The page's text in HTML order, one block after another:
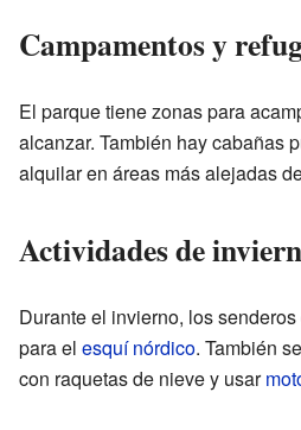
Campamentos y
El parque tiene zonas para
alcanzar. También hay cabañas
alquilar en áreas más alejadas
Actividades de
Durante el invierno, los
para el esquí nórdico. También
con raquetas de nieve y usar